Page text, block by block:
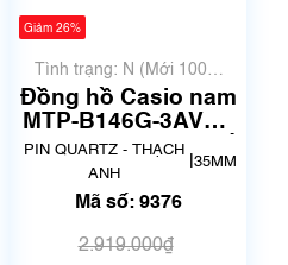
Giảm 26%
Tình trạng: N (Mới 100%
chưa qua sử dụng)
Đồng hồ Casio nam
MTP-B146G-3AVDF
Chính Hãng | Mã số
9376
PIN QUARTZ - THẠCH
ANH
35MM
Mã số: 9376
2.919.000₫